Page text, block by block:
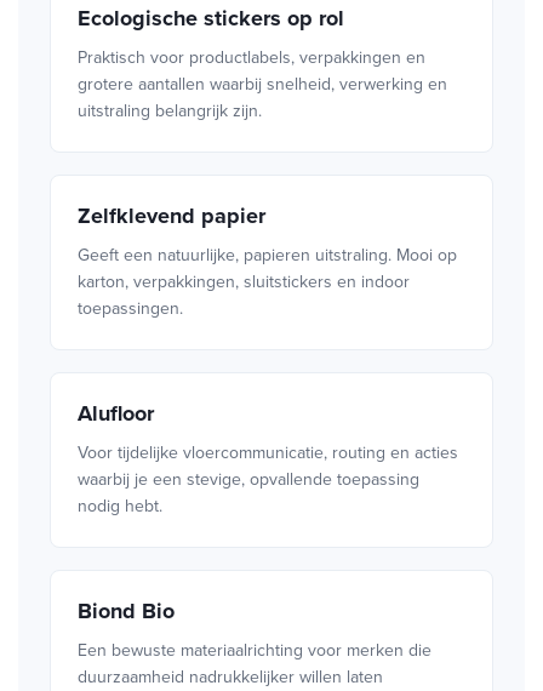
Ecologische stickers op rol
Praktisch voor productlabels, verpakkingen en
grotere aantallen waarbij snelheid, verwerking en
uitstraling belangrijk zijn.
Zelfklevend papier
Geeft een natuurlijke, papieren uitstraling. Mooi op
karton, verpakkingen, sluitstickers en indoor
toepassingen.
Alufloor
Voor tijdelijke vloercommunicatie, routing en acties
waarbij je een stevige, opvallende toepassing
nodig hebt.
Biond Bio
Een bewuste materiaalrichting voor merken die
duurzaamheid nadrukkelijker willen laten